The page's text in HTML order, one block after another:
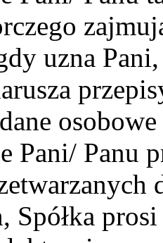
uzna
Pani/ Panu
Spółka